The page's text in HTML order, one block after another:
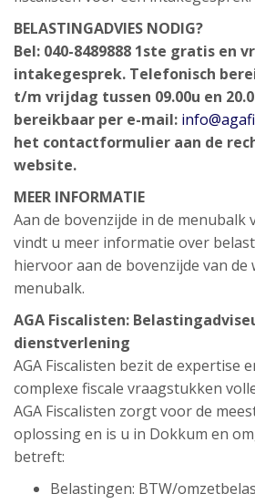
BELASTINGADVIES NODIG?
Bel: 040-8489888 1ste gratis en
intakegesprek. Telefonisch
t/m vrijdag tussen 09.00u en
bereikbaar per e-mail:
het contactformulier aan de
website.
MEER INFORMATIE
Aan de bovenzijde in de menubalk
vindt u meer informatie over
hiervoor aan de bovenzijde van de
menubalk.
AGA Fiscalisten:
dienstverlening
AGA Fiscalisten bezit de expertise
complexe fiscale vraagstukken
AGA Fiscalisten zorgt voor de
oplossing en is u in Dokkum en
betreft:
Belastingen: BTW/